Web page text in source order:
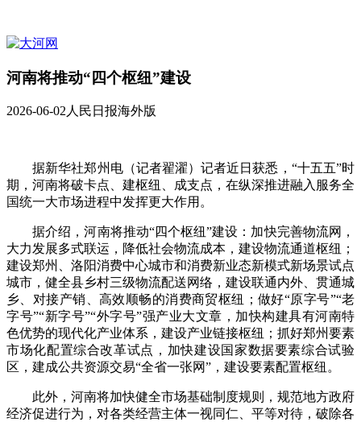
河南将推动“四个枢纽”建设
2026-06-02人民日报海外版
据新华社郑州电（记者翟濯）记者近日获悉，“十五五”时
期，河南将破卡点、建枢纽、成支点，在纵深推进融入服务全
国统一大市场进程中发挥更大作用。
据介绍，河南将推动“四个枢纽”建设：加快完善物流网，
大力发展多式联运，降低社会物流成本，建设物流通道枢纽；
建设郑州、洛阳消费中心城市和消费新业态新模式新场景试点
城市，健全县乡村三级物流配送网络，建设联通内外、贯通城
乡、对接产销、高效顺畅的消费商贸枢纽；做好“原字号”“老
字号”“新字号”“外字号”强产业大文章，加快构建具有河南特
色优势的现代化产业体系，建设产业链接枢纽；抓好郑州要素
市场化配置综合改革试点，加快建设国家数据要素综合试验
区，建成公共资源交易“全省一张网”，建设要素配置枢纽。
此外，河南将加快健全市场基础制度规则，规范地方政府
经济促进行为，对各类经营主体一视同仁、平等对待，破除各